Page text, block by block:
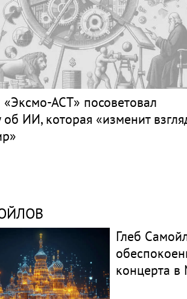
«Эксмо-АСТ» посоветовал
об ИИ, которая «изменит
Глеб
концерта в